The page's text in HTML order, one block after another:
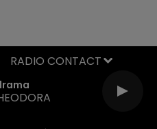
RADIO CONTACT